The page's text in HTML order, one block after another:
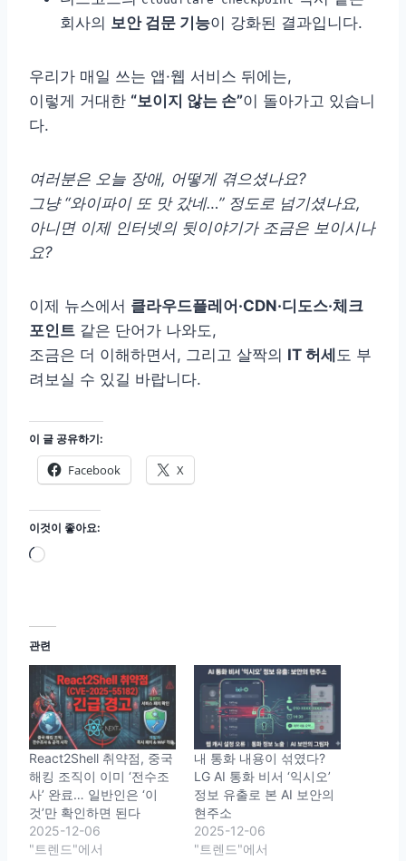
회사의 보안 검문 기능이 강화된 결과입니다.
우리가 매일 쓰는 앱·웹 서비스 뒤에는,
이렇게 거대한 “보이지 않는 손”이 돌아가고 있습니
다.
여러분은 오늘 장애, 어떻게 겪으셨나요?
그냥 “와이파이 또 맛 갔네…” 정도로 넘기셨나요,
아니면 이제 인터넷의 뒷이야기가 조금은 보이시나
요?
이제 뉴스에서 클라우드플레어·CDN·디도스·체크
포인트 같은 단어가 나와도,
조금은 더 이해하면서, 그리고 살짝의 IT 허세 도 부
려보실 수 있길 바랍니다.
이 글 공유하기:
Facebook X
이것이 좋아요:
로
.
.
.
관련
React2Shell 취약점, 중국
해킹 조직이 이미 ‘전수조
사’ 완료… 일반인은 ‘이
것’만 확인하면 된다
2025-12-06
"트렌드"에서
내 통화 내용이 섞였다?
LG AI 통화 비서 ‘익시오’
정보 유출로 본 AI 보안의
현주소
2025-12-06
"트렌드"에서